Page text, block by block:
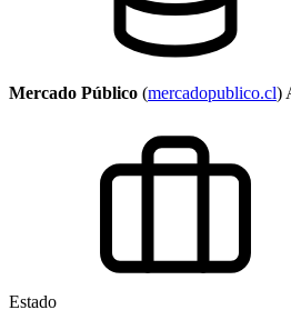
Mercado Público (mercadopublico.cl)
Estado